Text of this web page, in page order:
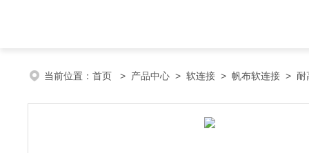
当前位置： 首页 > 产品中心 > 软连接 > 帆布软连接 > 耐